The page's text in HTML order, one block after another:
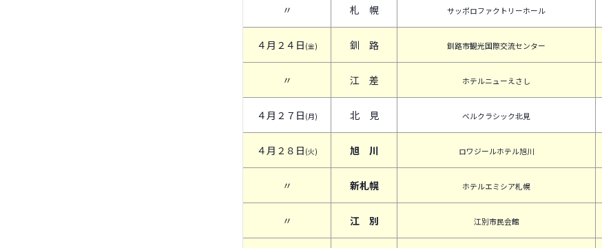
〃 札 幌 サッポロファクトリーホール
４月２４日 (金) 釧 路 釧路市観光国際交流センター
〃 江 差 ホテルニューえさし
４月２７日 (月) 北 見 ベルクラシック北見
４月２８日 (火) 旭 川 ロワジールホテル旭川
〃 新札幌 ホテルエミシア札幌
〃 江 別 江別市民会館